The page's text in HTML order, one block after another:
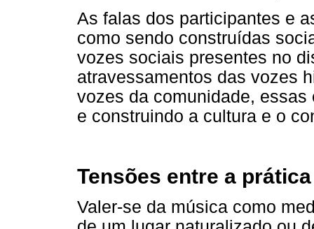
As falas dos participantes e
como sendo construídas
vozes sociais presentes no
atravessamentos das vozes
vozes da comunidade,
e construindo a cultura e o
Tensões entre a
Valer-se da música como